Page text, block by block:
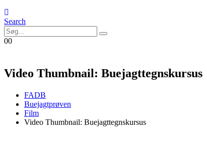
Search
00
Video Thumbnail: Buejagttegnskursus
FADB
Buejagtprøven
Film
Video Thumbnail: Buejagttegnskursus